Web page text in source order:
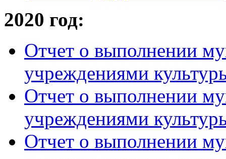
2020 год:
Отчет о выполнении
учреждениями
Отчет о выполнении
учреждениями
Отчет о выполнении